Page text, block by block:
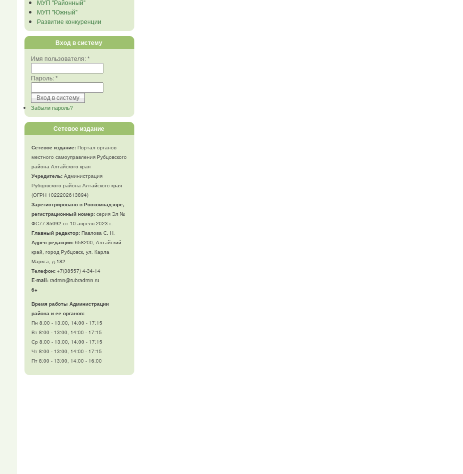
МУП "Районный"
МУП "Южный"
Развитие конкуренции
Вход в систему
Имя пользователя:*
Пароль:*
Забыли пароль?
Сетевое издание
Сетевое издание:Портал органов
местного самоуправления Рубцовского
района Алтайского края
Учредитель:Администрация
Рубцовского района Алтайского края
(ОГРН 1022202613894)
Зарегистрировано в Роскомнадзоре,
регистрационный номер:серия Эл №
ФС77-85092 от 10 апреля 2023 г.
Главный редактор:Павлова С. Н.
Адрес редакции:658200, Алтайский
край, город Рубцовск, ул. Карла
Маркса, д.182
Телефон:+7(38557) 4-34-14
E-mail:radmin@rubradmin.ru
6+
Время работы Администрации
района и ее органов:
Пн 8:00 - 13:00, 14:00 - 17:15
Вт 8:00 - 13:00, 14:00 - 17:15
Ср 8:00 - 13:00, 14:00 - 17:15
Чт 8:00 - 13:00, 14:00 - 17:15
Пт 8:00 - 13:00, 14:00 - 16:00